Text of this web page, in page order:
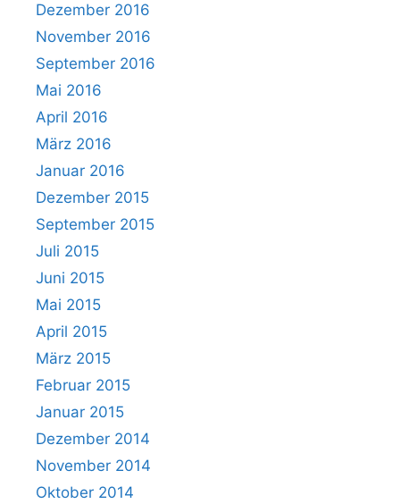
Dezember 2016
November 2016
September 2016
Mai 2016
April 2016
März 2016
Januar 2016
Dezember 2015
September 2015
Juli 2015
Juni 2015
Mai 2015
April 2015
März 2015
Februar 2015
Januar 2015
Dezember 2014
November 2014
Oktober 2014